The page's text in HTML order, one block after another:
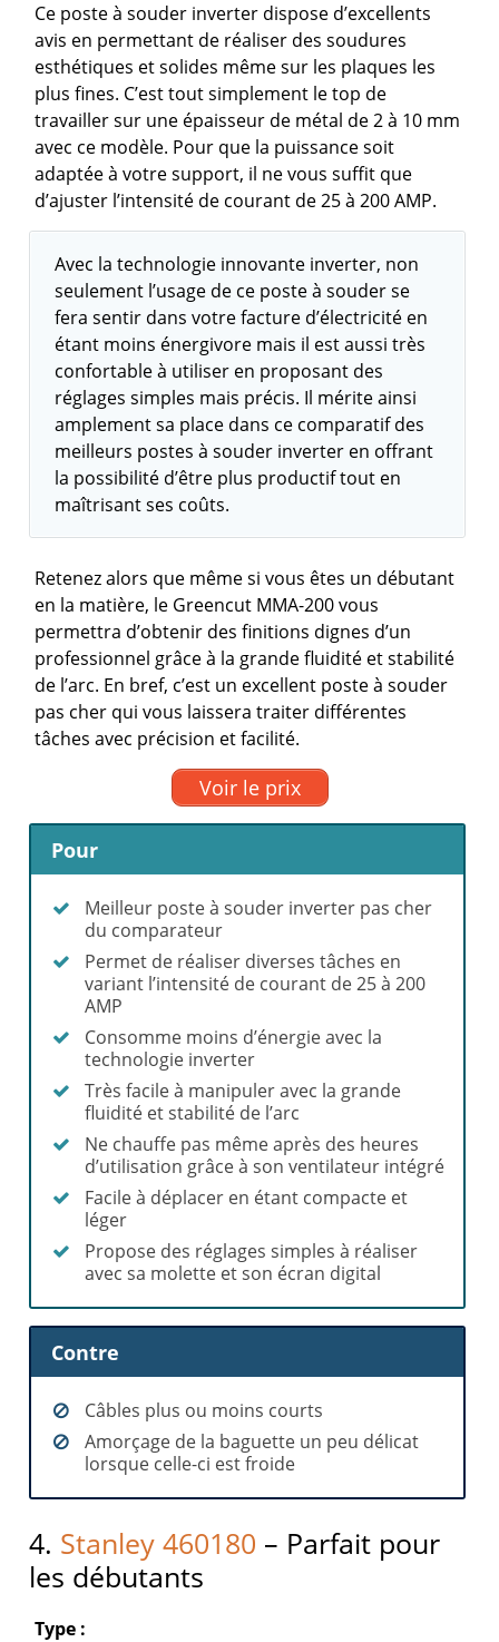
Ce poste à souder inverter dispose d’excellents
avis en permettant de réaliser des soudures
esthétiques et solides même sur les plaques les
plus fines. C’est tout simplement le top de
travailler sur une épaisseur de métal de 2 à 10 mm
avec ce modèle. Pour que la puissance soit
adaptée à votre support, il ne vous suffit que
d’ajuster l’intensité de courant de 25 à 200 AMP.
Avec la technologie innovante inverter, non
seulement l’usage de ce poste à souder se
fera sentir dans votre facture d’électricité en
étant moins énergivore mais il est aussi très
confortable à utiliser en proposant des
réglages simples mais précis. Il mérite ainsi
amplement sa place dans ce comparatif des
meilleurs postes à souder inverter en offrant
la possibilité d’être plus productif tout en
maîtrisant ses coûts.
Retenez alors que même si vous êtes un débutant
en la matière, le Greencut MMA-200 vous
permettra d’obtenir des finitions dignes d’un
professionnel grâce à la grande fluidité et stabilité
de l’arc. En bref, c’est un excellent poste à souder
pas cher qui vous laissera traiter différentes
tâches avec précision et facilité.
Voir le prix
Pour
Meilleur poste à souder inverter pas cher
du comparateur
Permet de réaliser diverses tâches en
variant l’intensité de courant de 25 à 200
AMP
Consomme moins d’énergie avec la
technologie inverter
Très facile à manipuler avec la grande
fluidité et stabilité de l’arc
Ne chauffe pas même après des heures
d’utilisation grâce à son ventilateur intégré
Facile à déplacer en étant compacte et
léger
Propose des réglages simples à réaliser
avec sa molette et son écran digital
Contre
Câbles plus ou moins courts
Amorçage de la baguette un peu délicat
lorsque celle-ci est froide
4. Stanley 460180 – Parfait pour
les débutants
Type :